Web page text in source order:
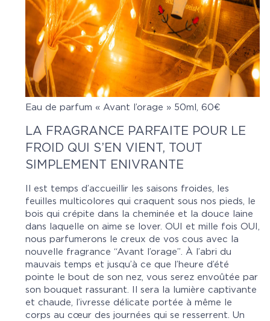
Eau de parfum « Avant l’orage » 50ml, 60€
LA FRAGRANCE PARFAITE POUR LE
FROID QUI S’EN VIENT, TOUT
SIMPLEMENT ENIVRANTE
Il est temps d’accueillir les saisons froides, les
feuilles multicolores qui craquent sous nos pieds, le
bois qui crépite dans la cheminée et la douce laine
dans laquelle on aime se lover. OUI et mille fois OUI,
nous parfumerons le creux de vos cous avec la
nouvelle fragrance “Avant l’orage”. À l’abri du
mauvais temps et jusqu’à ce que l’heure d’été
pointe le bout de son nez, vous serez envoûtée par
son bouquet rassurant. Il sera la lumière captivante
et chaude, l’ivresse délicate portée à même le
corps au cœur des journées qui se resserrent. Un